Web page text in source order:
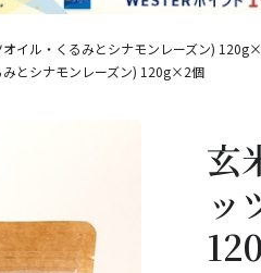
イル・くるみとシナモンレーズン)
とシナモンレーズン) 120g×2個
玄
ッ